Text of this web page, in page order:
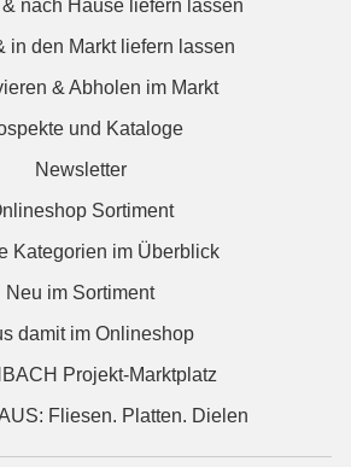
nach Hause liefern lassen
in den Markt liefern lassen
& Abholen im Markt
und Kataloge
Newsletter
Sortiment
Kategorien im Überblick
Neu im Sortiment
damit im Onlineshop
Projekt-Marktplatz
Fliesen. Platten. Dielen